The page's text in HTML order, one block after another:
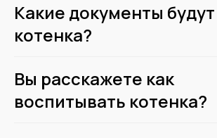
Какие документы
котенка?
Вы расскажете как
воспитывать котенка?